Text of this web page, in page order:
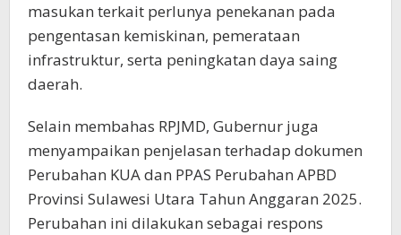
masukan terkait perlunya penekanan pada
pengentasan kemiskinan, pemerataan
infrastruktur, serta peningkatan daya saing
daerah.
Selain membahas RPJMD, Gubernur juga
menyampaikan penjelasan terhadap dokumen
Perubahan KUA dan PPAS Perubahan APBD
Provinsi Sulawesi Utara Tahun Anggaran 2025.
Perubahan ini dilakukan sebagai respons